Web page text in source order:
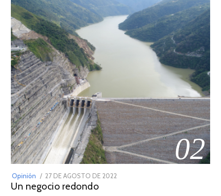
02
Opinión
POSTED
ON
27 DE AGOSTO DE 2022
Un negocio redondo